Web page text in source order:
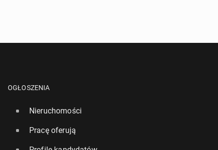
OGŁOSZENIA
Nieruchomości
Pracę oferują